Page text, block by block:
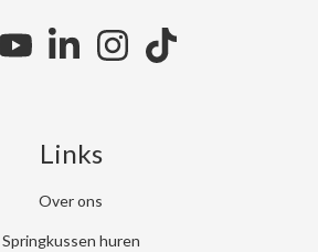
Links
Over ons
Springkussen huren